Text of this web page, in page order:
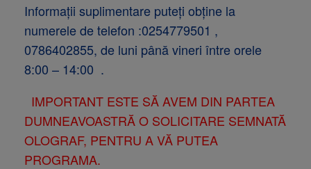
Informații suplimentare puteți obține la
numerele de telefon :0254779501 ,
0786402855, de luni până vineri între orele
8:00 – 14:00 .
IMPORTANT ESTE SĂ AVEM DIN PARTEA
DUMNEAVOASTRĂ O SOLICITARE SEMNATĂ
OLOGRAF, PENTRU A VĂ PUTEA
PROGRAMA.